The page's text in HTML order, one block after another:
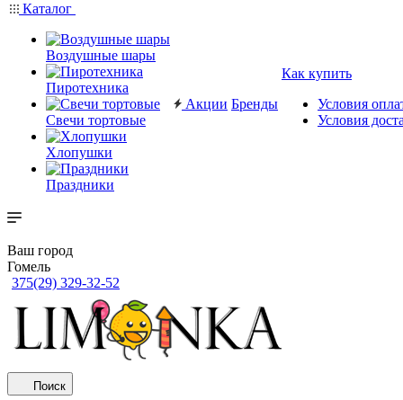
Каталог
Воздушные шары
Пиротехника
Свечи тортовые
Хлопушки
Праздники
Акции Бренды
Как купить
Условия
Условия
Ваш город
Гомель
375(29) 329-32-52
Поиск